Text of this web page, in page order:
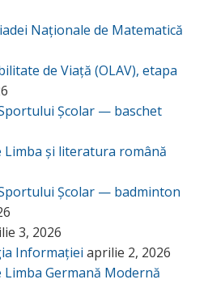
Naționale de Matematică
de Viață (OLAV), etapa
Școlar — baschet
Limba și literatura română
Școlar — badminton
3, 2026
Informației aprilie 2, 2026
Germană Modernă